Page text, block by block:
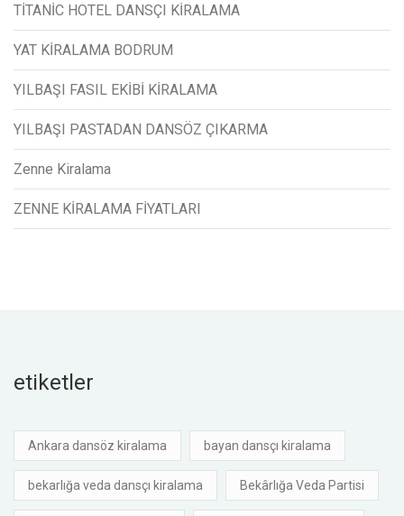
TİTANİC HOTEL DANSÇI KİRALAMA
YAT KİRALAMA BODRUM
YILBAŞI FASIL EKİBİ KİRALAMA
YILBAŞI PASTADAN DANSÖZ ÇIKARMA
Zenne Kiralama
ZENNE KİRALAMA FİYATLARI
etiketler
Ankara dansöz kiralama bayan dansçı kiralama
bekarlığa veda dansçı kiralama Bekârlığa Veda Partisi